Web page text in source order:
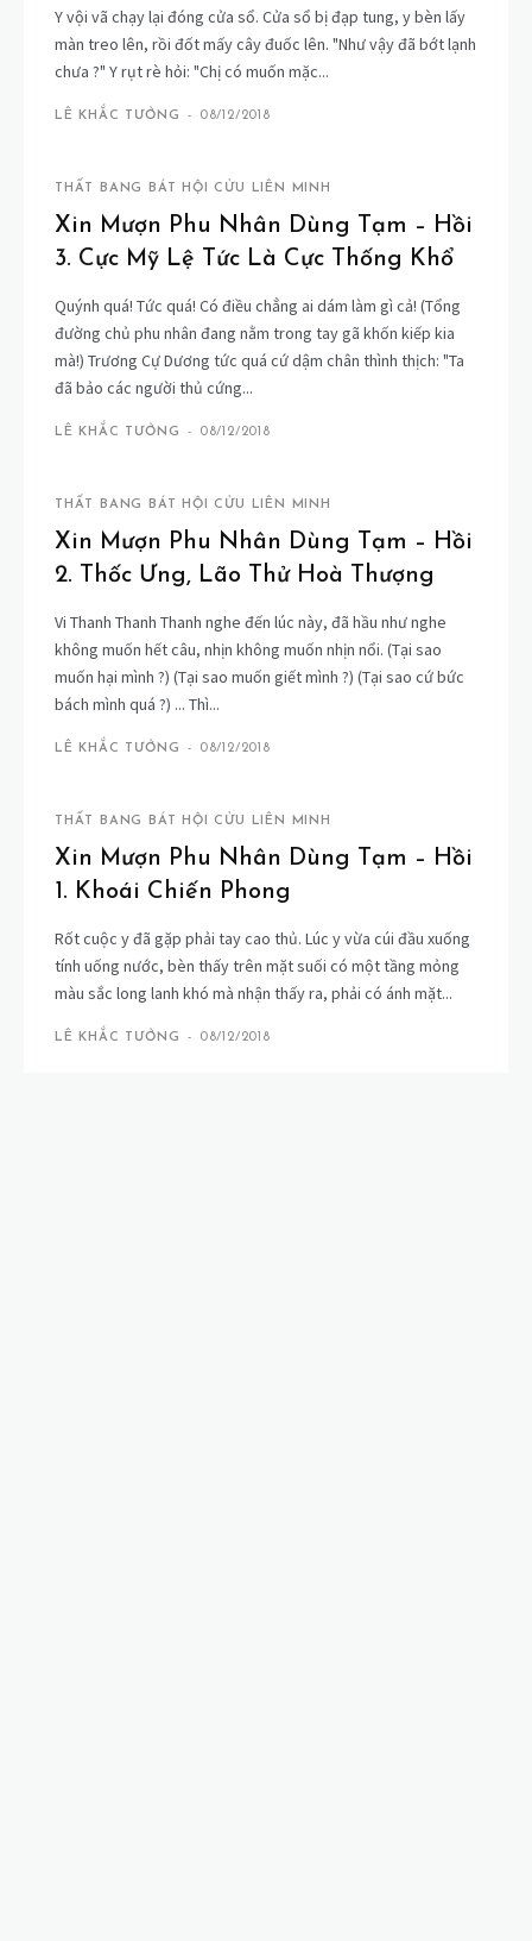
Y vội vã chạy lại đóng cửa sổ. Cửa sổ bị đạp tung, y bèn lấy
màn treo lên, rồi đốt mấy cây đuốc lên. "Như vậy đã bớt lạnh
chưa ?" Y rụt rè hỏi: "Chị có muốn mặc...
LÊ KHẮC TƯỞNG - 08/12/2018
THẤT BANG BÁT HỘI CỬU LIÊN MINH
Xin Mượn Phu Nhân Dùng Tạm – Hồi
3. Cực Mỹ Lệ Tức Là Cực Thống Khổ
Quýnh quá! Tức quá! Có điều chẳng ai dám làm gì cả! (Tổng
đường chủ phu nhân đang nằm trong tay gã khốn kiếp kia
mà!) Trương Cự Dương tức quá cứ dậm chân thình thịch: "Ta
đã bảo các người thủ cứng...
LÊ KHẮC TƯỞNG - 08/12/2018
THẤT BANG BÁT HỘI CỬU LIÊN MINH
Xin Mượn Phu Nhân Dùng Tạm – Hồi
2. Thốc Ưng, Lão Thử Hoà Thượng
Vi Thanh Thanh Thanh nghe đến lúc này, đã hầu như nghe
không muốn hết câu, nhịn không muốn nhịn nổi. (Tại sao
muốn hại mình ?) (Tại sao muốn giết mình ?) (Tại sao cứ bức
bách mình quá ?) ... Thì...
LÊ KHẮC TƯỞNG - 08/12/2018
THẤT BANG BÁT HỘI CỬU LIÊN MINH
Xin Mượn Phu Nhân Dùng Tạm – Hồi
1. Khoái Chiến Phong
Rốt cuộc y đã gặp phải tay cao thủ. Lúc y vừa cúi đầu xuống
tính uống nước, bèn thấy trên mặt suối có một tầng mỏng
màu sắc long lanh khó mà nhận thấy ra, phải có ánh mặt...
LÊ KHẮC TƯỞNG - 08/12/2018